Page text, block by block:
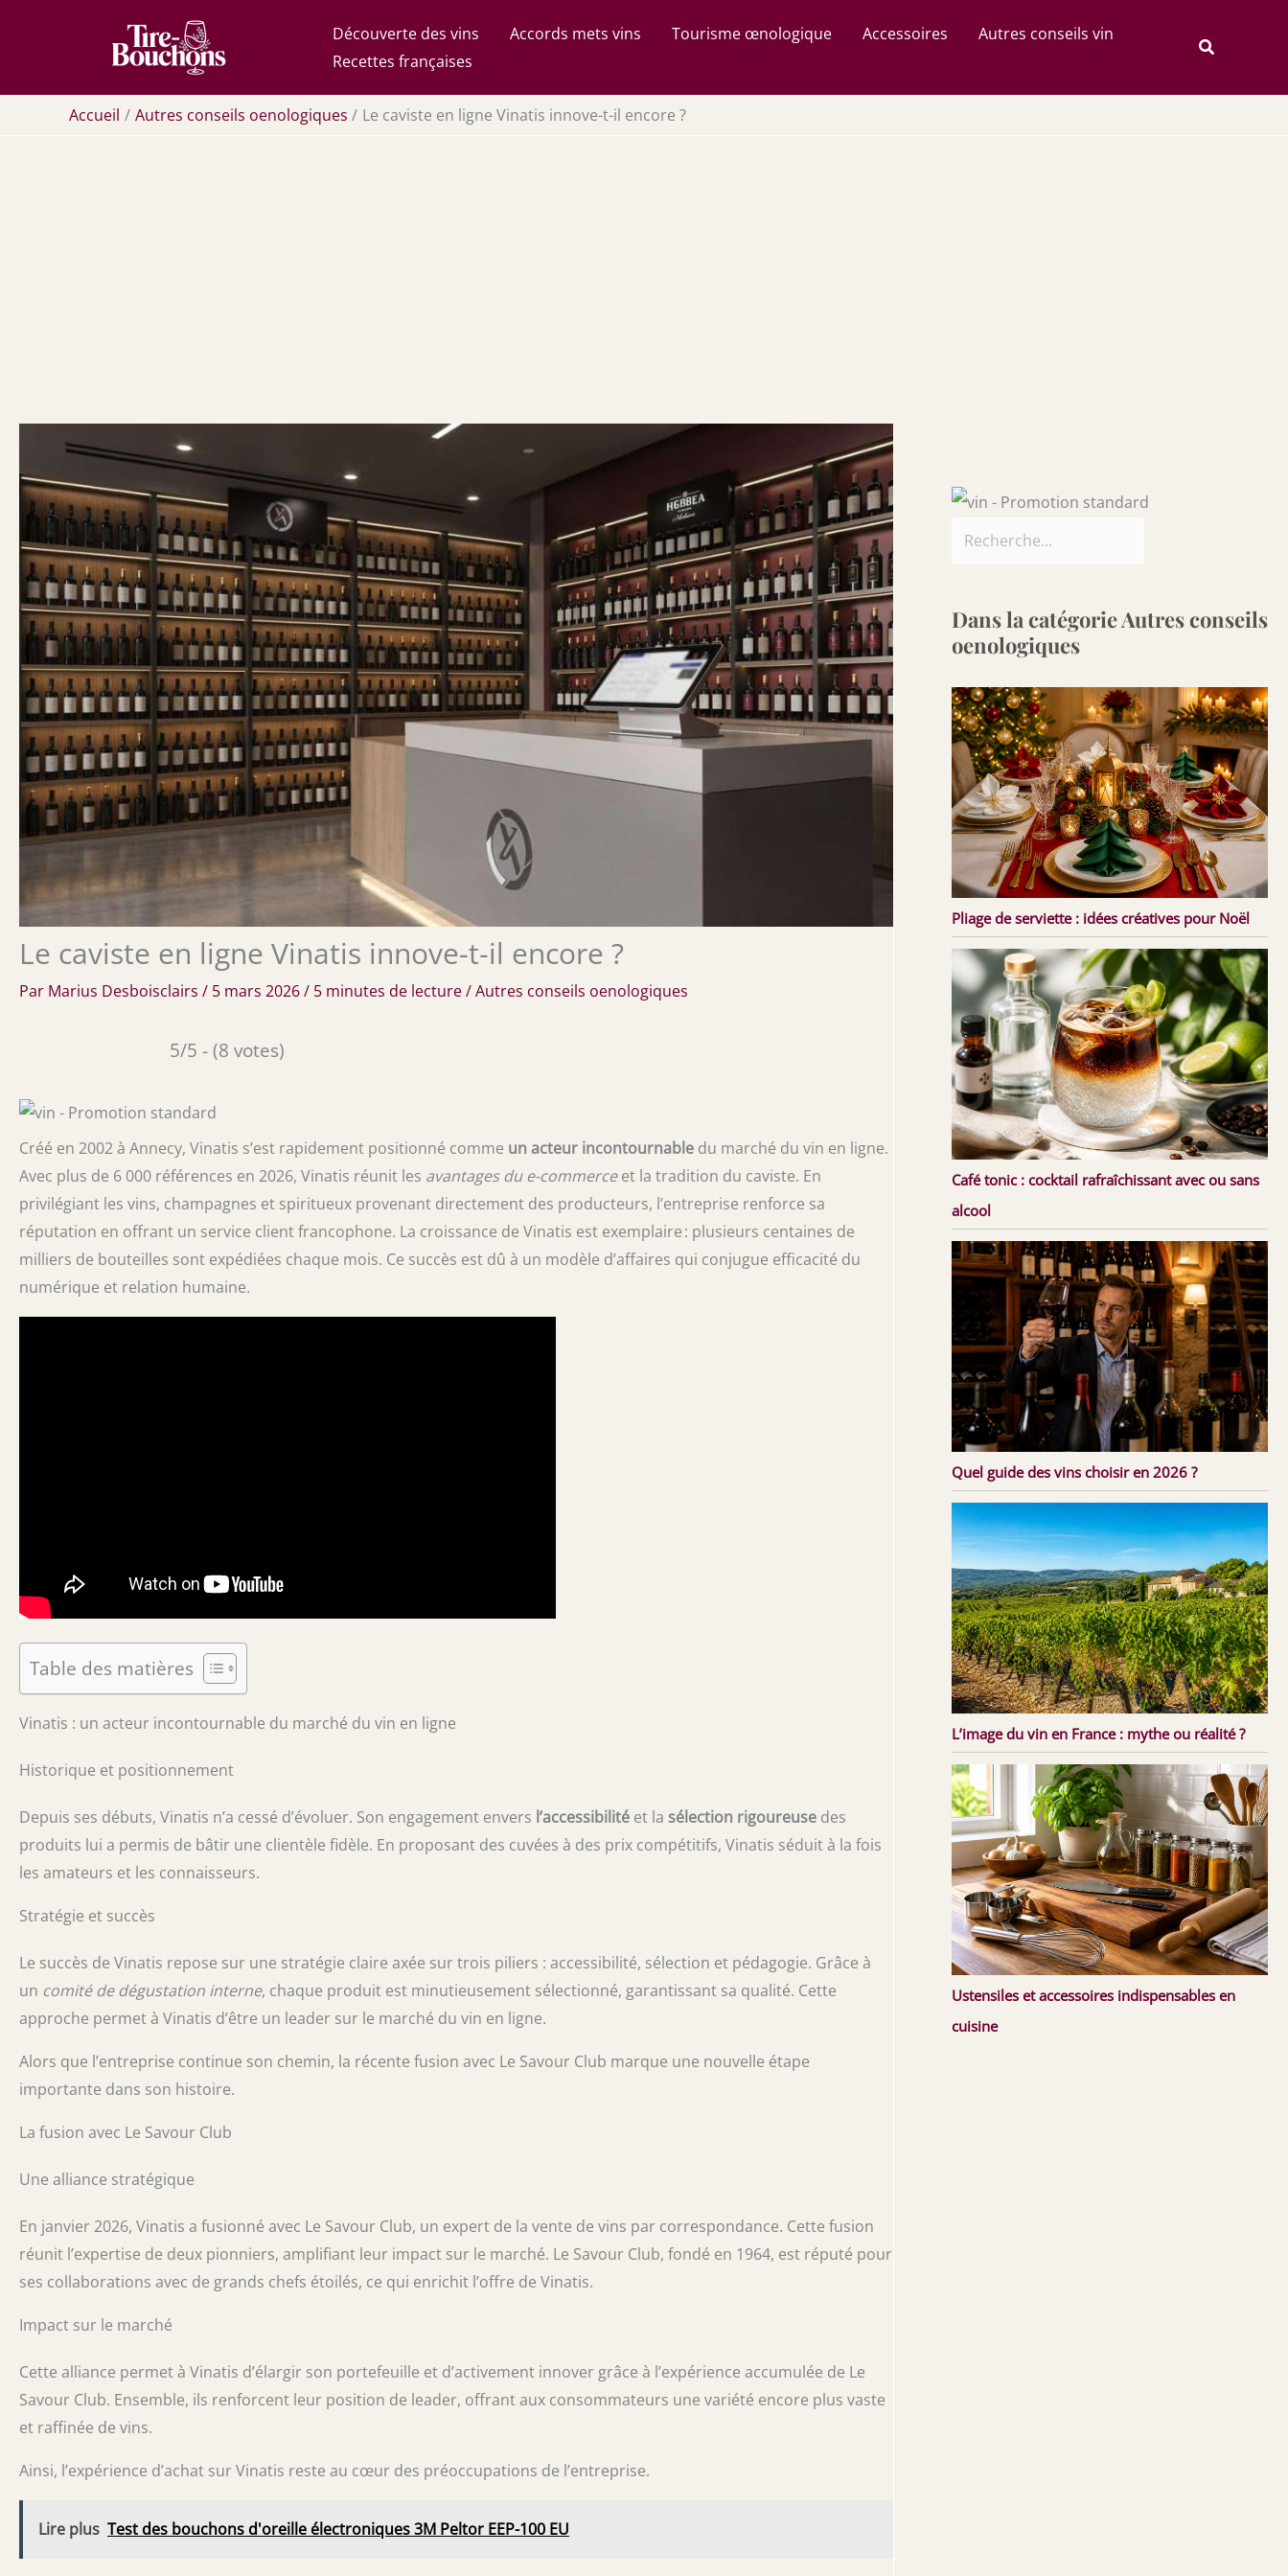
Découverte des vins Accords mets vins Tourisme œnologique Accessoires
Autres conseils vin
Recettes françaises
Rechercher
Accueil Autres conseils oenologiques Le caviste en ligne Vinatis innove-t-il encore ?
Le caviste en ligne Vinatis innove-t-il encore ?
Par Marius Desboisclairs / 5 mars 2026/ 5 minutes de lecture/Autres conseils oenologiques
5/5 - (8 votes)
Créé en 2002 à Annecy, Vinatis s’est rapidement positionné comme un acteur incontournable du marché du vin en ligne.
Avec plus de 6 000 références en 2026, Vinatis réunit les avantages du e-commerceet la tradition du caviste. En
privilégiant les vins, champagnes et spiritueux provenant directement des producteurs, l’entreprise renforce sa
réputation en offrant un service client francophone. La croissance de Vinatis est exemplaire : plusieurs centaines de
milliers de bouteilles sont expédiées chaque mois. Ce succès est dû à un modèle d’affaires qui conjugue efficacité du
numérique et relation humaine.
Table des matières
Vinatis : un acteur incontournable du marché du vin en ligne
Historique et positionnement
Depuis ses débuts, Vinatis n’a cessé d’évoluer. Son engagement envers l’accessibilité et la sélection rigoureuse des
produits lui a permis de bâtir une clientèle fidèle. En proposant des cuvées à des prix compétitifs, Vinatis séduit à la fois
les amateurs et les connaisseurs.
Stratégie et succès
Le succès de Vinatis repose sur une stratégie claire axée sur trois piliers : accessibilité, sélection et pédagogie. Grâce à
un comité de dégustation interne, chaque produit est minutieusement sélectionné, garantissant sa qualité. Cette
approche permet à Vinatis d’être un leader sur le marché du vin en ligne.
Alors que l’entreprise continue son chemin, la récente fusion avec Le Savour Club marque une nouvelle étape
importante dans son histoire.
La fusion avec Le Savour Club
Une alliance stratégique
En janvier 2026, Vinatis a fusionné avec Le Savour Club, un expert de la vente de vins par correspondance. Cette fusion
réunit l’expertise de deux pionniers, amplifiant leur impact sur le marché. Le Savour Club, fondé en 1964, est réputé pour
ses collaborations avec de grands chefs étoilés, ce qui enrichit l’offre de Vinatis.
Impact sur le marché
Cette alliance permet à Vinatis d’élargir son portefeuille et d’activement innover grâce à l’expérience accumulée de Le
Savour Club. Ensemble, ils renforcent leur position de leader, offrant aux consommateurs une variété encore plus vaste
et raffinée de vins.
Ainsi, l’expérience d’achat sur Vinatis reste au cœur des préoccupations de l’entreprise.
Lire plus Test des bouchons d'oreille électroniques 3M Peltor EEP-100 EU
Dans la catégorie Autres conseils
oenologiques
Pliage de serviette : idées créatives pour Noël
Café tonic : cocktail rafraîchissant avec ou sans
alcool
Quel guide des vins choisir en 2026 ?
L’image du vin en France : mythe ou réalité ?
Ustensiles et accessoires indispensables en
cuisine